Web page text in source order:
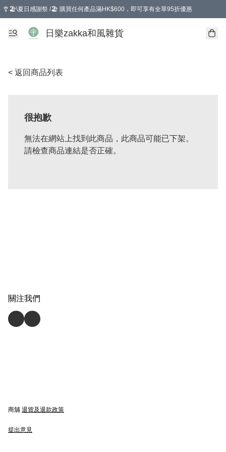
🎐🏖️\夏日感謝祭 /🏖️ 購買任何產品滿HK$600，即可享有全單95折優惠
選擇GoGoX住宅/工商地址配送，單一訂單消費購物滿HK$680(折扣後），可享有
日樂zakka和風雜貨
< 返回商品列表
很抱歉
無法在網站上找到此商品，此商品可能已下架。
請檢查商品連結是否正確。
關注我們
商舖 退貨及退款政策
提出意見